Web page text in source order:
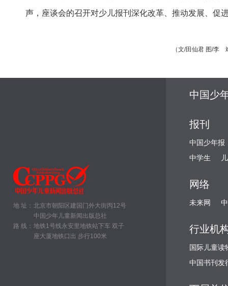
声，座谈会的召开对少儿报刊深化改革、推动发展、促
（文/田仙君 图/李 斌
地 址： 北京市朝阳区建国门外大街丙12号
中国少年儿童新闻出版总社
路 线： 地铁1号线永安里地铁站下车 双子
座大厦地铁口出 步行100米
中国少
报刊
中国少年报
中学生
网络
未来网
行业机
国际儿童读
中国书刊发